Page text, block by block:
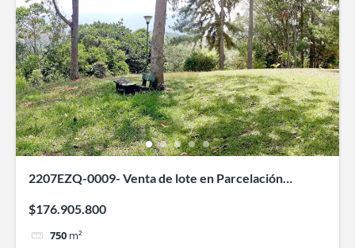
2207EZQ-0009- Venta de lote en Parcelación
$176.905.800
750 m²